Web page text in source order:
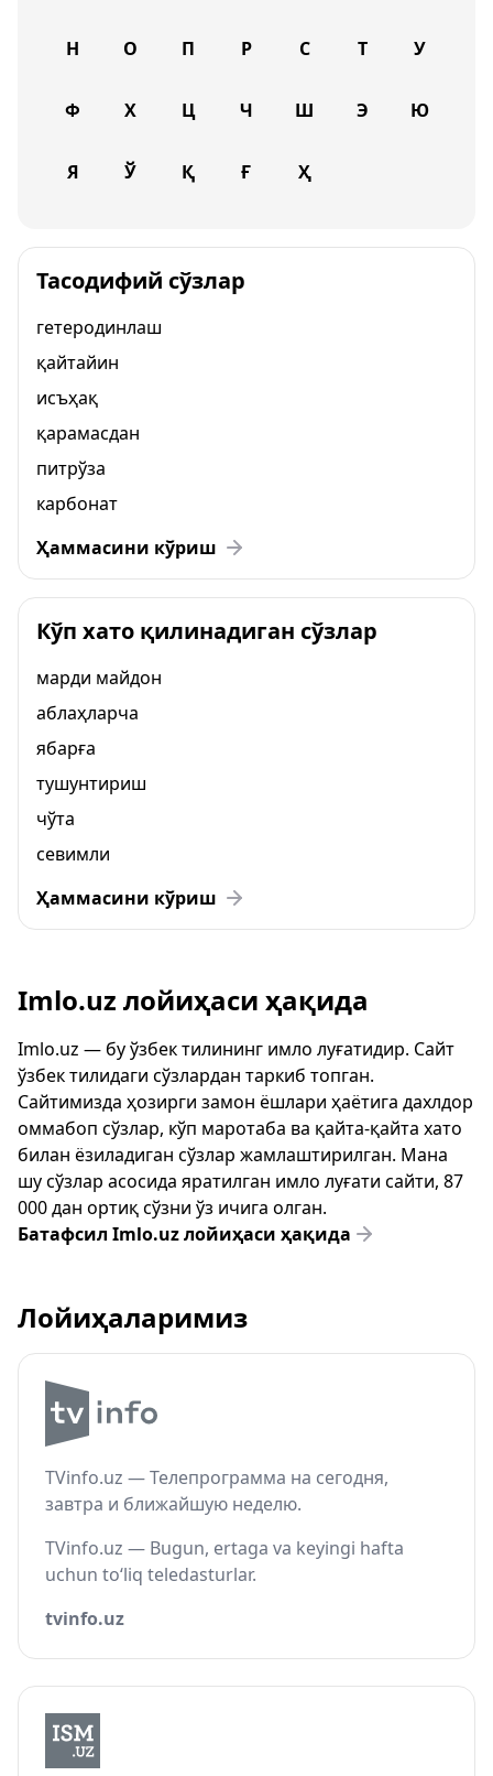
Н О П Р С Т У
Ф Х Ц Ч Ш Э Ю
Я Ў Қ Ғ Ҳ
Тасодифий сўзлар
гетеродинлаш
қайтайин
исъҳақ
қарамасдан
питрўза
карбонат
Ҳаммасини кўриш
Кўп хато қилинадиган сўзлар
марди майдон
аблаҳларча
ябарға
тушунтириш
чўта
севимли
Ҳаммасини кўриш
Imlo.uz лойиҳаси ҳақида
Imlo.uz — бу ўзбек тилининг имло луғатидир. Сайт
ўзбек тилидаги сўзлардан таркиб топган.
Сайтимизда ҳозирги замон ёшлари ҳаётига дахлдор
оммабоп сўзлар, кўп маротаба ва қайта-қайта хато
билан ёзиладиган сўзлар жамлаштирилган. Мана
шу сўзлар асосида яратилган имло луғати сайти, 87
000 дан ортиқ сўзни ўз ичига олган.
Батафсил Imlo.uz лойиҳаси ҳақида
Лойиҳаларимиз
TVinfo.uz — Телепрограмма на сегодня,
завтра и ближайшую неделю.
TVinfo.uz — Bugun, ertaga va keyingi hafta
uchun to‘liq teledasturlar.
tvinfo.uz